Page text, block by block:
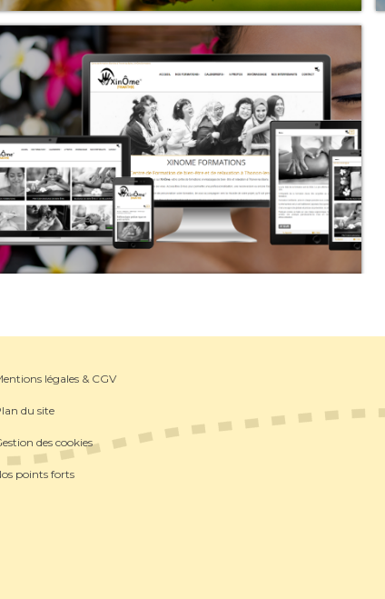
légales & CGV
du site
des cookies
points forts